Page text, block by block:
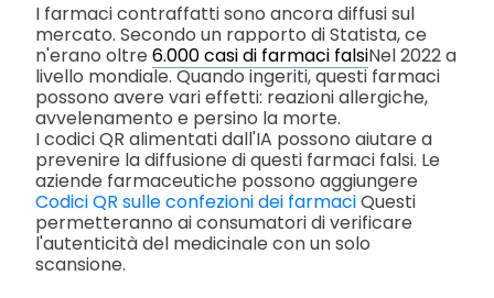
I farmaci contraffatti sono ancora diffusi sul
mercato. Secondo un rapporto di Statista, ce
n'erano oltre 6.000 casi di farmaci falsiNel 2022 a
livello mondiale. Quando ingeriti, questi farmaci
possono avere vari effetti: reazioni allergiche,
avvelenamento e persino la morte.
I codici QR alimentati dall'IA possono aiutare a
prevenire la diffusione di questi farmaci falsi. Le
aziende farmaceutiche possono aggiungere
Codici QR sulle confezioni dei farmaciQuesti
permetteranno ai consumatori di verificare
l'autenticità del medicinale con un solo
scansione.